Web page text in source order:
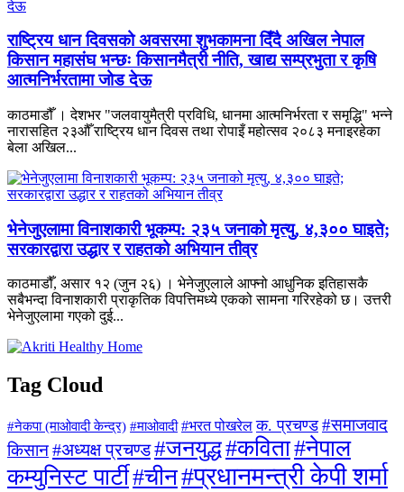
राष्ट्रिय धान दिवसको अवसरमा शुभकामना दिँदै अखिल नेपाल
किसान महासंघ भन्छः किसानमैत्री नीति, खाद्य सम्प्रभुता र कृषि
आत्मनिर्भरतामा जोड देऊ
काठमाडौँ । देशभर "जलवायुमैत्री प्रविधि, धानमा आत्मनिर्भरता र समृद्धि" भन्ने
नारासहित २३औँ राष्ट्रिय धान दिवस तथा रोपाइँ महोत्सव २०८३ मनाइरहेका
बेला अखिल...
भेनेजुएलामा विनाशकारी भूकम्प: २३५ जनाको मृत्यु, ४,३०० घाइते;
सरकारद्वारा उद्धार र राहतको अभियान तीव्र
काठमाडौँ, असार १२ (जुन २६) । भेनेजुएलाले आफ्नो आधुनिक इतिहासकै
सबैभन्दा विनाशकारी प्राकृतिक विपत्तिमध्ये एकको सामना गरिरहेको छ। उत्तरी
भेनेजुएलामा गएको दुई...
Tag Cloud
#नेकपा (माओवादी केन्द्र) #माओवादी #भरत पोखरेल क. प्रचण्ड #समाजवाद
किसान#अध्यक्ष प्रचण्ड#जनयुद्ध#कविता#नेपाल
कम्युनिस्ट पार्टी#चीन#प्रधानमन्त्री केपी शर्मा